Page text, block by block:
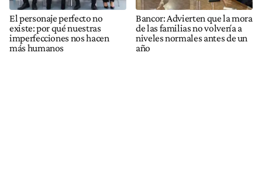
El personaje perfecto no
existe: por qué nuestras
imperfecciones nos hacen
más humanos
Bancor: Advierten que la mora
de las familias no volvería a
niveles normales antes de un
año